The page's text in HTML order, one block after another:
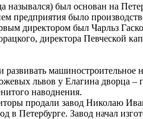
назывался) был основан на
предприятия было
директором был Чарльз
директора Певческой
львов у Елагина дворца
наводнения.
продали завод Николаю
Петербурге. Завод начал